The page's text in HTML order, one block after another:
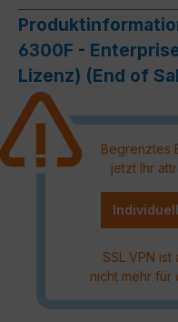
6300F -
Lizenz) (End of
Begrenztes
jetzt Ihr
SSL VPN ist
nicht mehr für